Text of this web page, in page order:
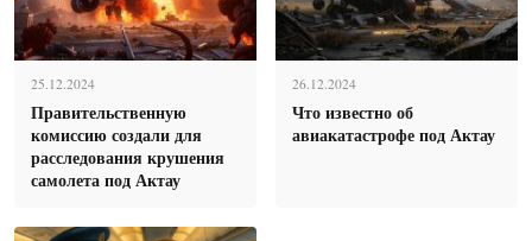
25.12.2024
Правительственную
комиссию создали для
расследования крушения
самолета под Актау
26.12.2024
Что известно об
авиакатастрофе под Актау